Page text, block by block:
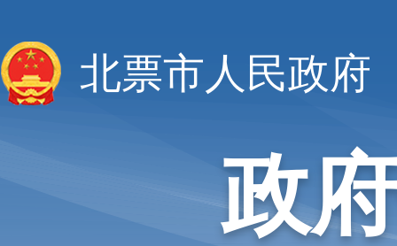
北票市人民政府
政